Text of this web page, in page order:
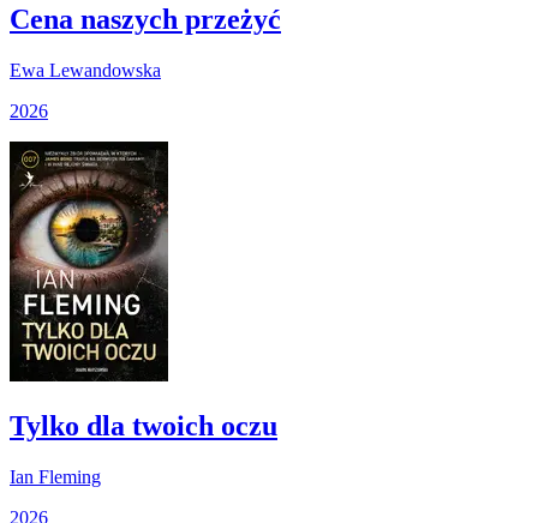
Cena naszych przeżyć
Ewa Lewandowska
2026
Tylko dla twoich oczu
Ian Fleming
2026